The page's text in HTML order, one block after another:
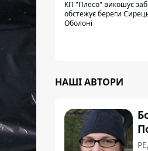
до озер
КП "Плесо" викошує
обстежує береги
Оболоні
НАШІ АВТОРИ